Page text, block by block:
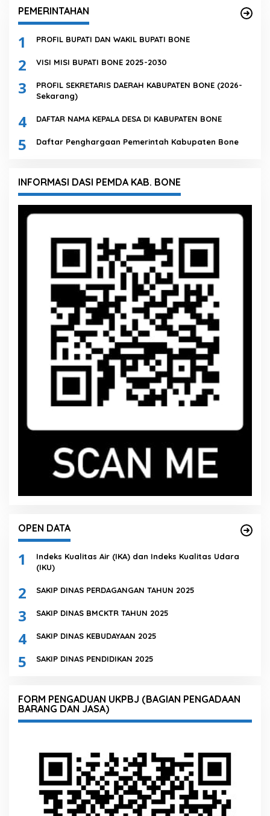
PEMERINTAHAN
1 PROFIL BUPATI DAN WAKIL BUPATI BONE
2 VISI MISI BUPATI BONE 2025-2030
3
PROFIL SEKRETARIS DAERAH KABUPATEN BONE (2026-
Sekarang)
4 DAFTAR NAMA KEPALA DESA DI KABUPATEN BONE
5 Daftar Penghargaan Pemerintah Kabupaten Bone
INFORMASI DASI PEMDA KAB. BONE
OPEN DATA
1
Indeks Kualitas Air (IKA) dan Indeks Kualitas Udara
(IKU)
2 SAKIP DINAS PERDAGANGAN TAHUN 2025
3 SAKIP DINAS BMCKTR TAHUN 2025
4 SAKIP DINAS KEBUDAYAAN 2025
5 SAKIP DINAS PENDIDIKAN 2025
FORM PENGADUAN UKPBJ (BAGIAN PENGADAAN
BARANG DAN JASA)